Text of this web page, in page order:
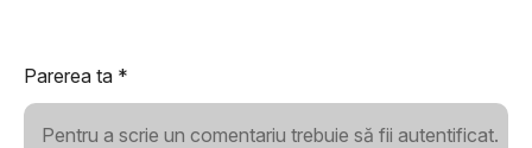
Parerea ta *
Pentru a scrie un comentariu trebuie să fii autentificat.